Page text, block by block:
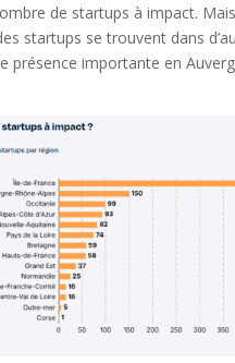
de startups à impact.
startups se trouvent dans
présence importante en